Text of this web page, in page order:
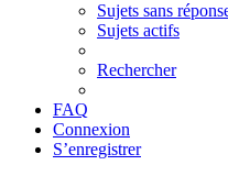
Sujets sans
Sujets actifs
Rechercher
FAQ
Connexion
S’enregistrer